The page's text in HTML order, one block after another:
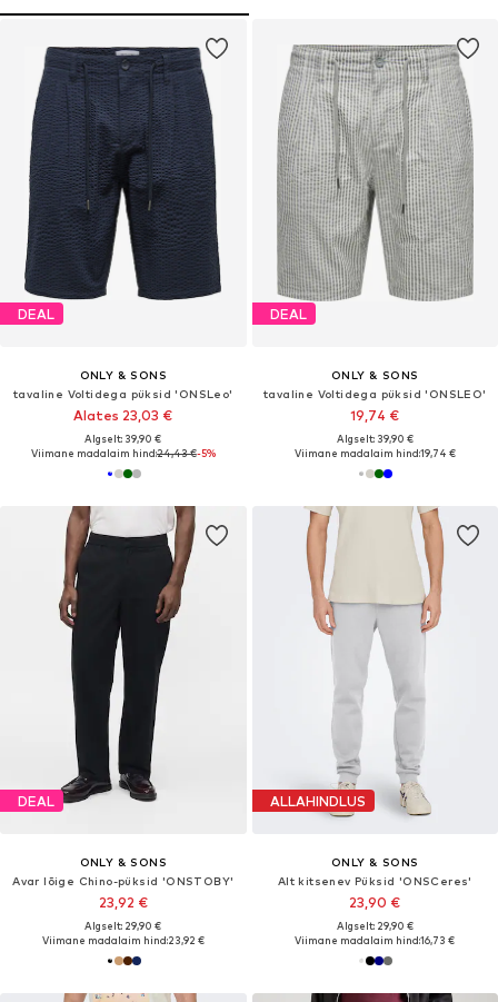
DEAL
ONLY & SONS
tavaline Voltidega püksid 'ONSLeo'
Alates 23,03 €
Algselt: 39,90 €
Viimane madalaim hind:24,43 €-5%
DEAL
ONLY & SONS
tavaline Voltidega püksid 'ONSLEO'
19,74 €
Algselt: 39,90 €
Viimane madalaim hind:19,74 €
DEAL
ONLY & SONS
Avar lõige Chino-püksid 'ONSTOBY'
23,92 €
Algselt: 29,90 €
Viimane madalaim hind:23,92 €
ALLAHINDLUS
ONLY & SONS
Alt kitsenev Püksid 'ONSCeres'
23,90 €
Algselt: 29,90 €
Viimane madalaim hind:16,73 €